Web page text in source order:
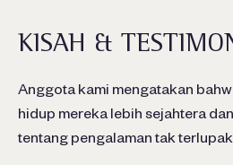
KISAH &
Anggota kami mengatakan
hidup mereka lebih sejahtera
tentang pengalaman tak